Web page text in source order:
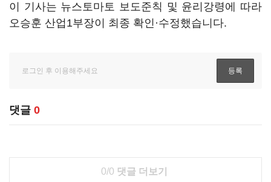
이 기사는 뉴스토마토 보도준칙 및 윤리강령에 따라
오승훈 산업1부장이 최종 확인·수정했습니다.
댓글 0
0/0 댓글 더보기